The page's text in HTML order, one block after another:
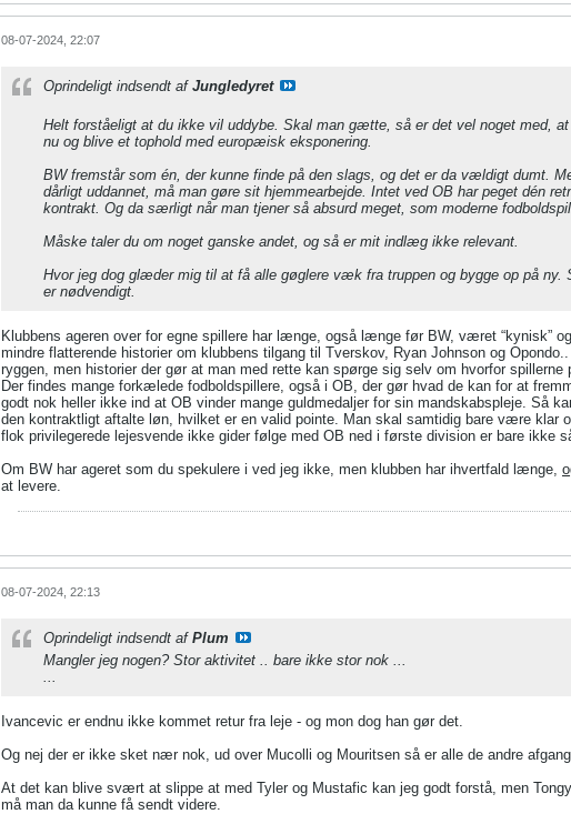
08-07-2024, 22:07
Oprindeligt indsendt af Jungledyret
Helt forståeligt at du ikke vil uddybe. Skal man gætte, så er det vel noget med,
nu og blive et tophold med europæisk eksponering.
BW fremstår som én, der kunne finde på den slags, og det er da vældigt dumt.
dårligt uddannet, må man gøre sit hjemmearbejde. Intet ved OB har peget dén
kontrakt. Og da særligt når man tjener så absurd meget, som moderne
Måske taler du om noget ganske andet, og så er mit indlæg ikke relevant.
Hvor jeg dog glæder mig til at få alle gøglere væk fra truppen og bygge op på
er nødvendigt.
Klubbens ageren over for egne spillere har længe, også længe før BW, været “kynisk”
mindre flatterende historier om klubbens tilgang til Tverskov, Ryan Johnson og
ryggen, men historier der gør at man med rette kan spørge sig selv om hvorfor
Der findes mange forkælede fodboldspillere, også i OB, der gør hvad de kan for at
godt nok heller ikke ind at OB vinder mange guldmedaljer for sin mandskabspleje. Så
den kontraktligt aftalte løn, hvilket er en valid pointe. Man skal samtidig bare være
flok privilegerede lejesvende ikke gider følge med OB ned i første division er bare ikke
Om BW har ageret som du spekulere i ved jeg ikke, men klubben har ihvertfald længe,
at levere.
08-07-2024, 22:13
Oprindeligt indsendt af Plum
Mangler jeg nogen? Stor aktivitet .. bare ikke stor nok ...
Ivancevic er endnu ikke kommet retur fra leje - og mon dog han gør det.
Og nej der er ikke sket nær nok, ud over Mucolli og Mouritsen så er alle de andre
At det kan blive svært at slippe at med Tyler og Mustafic kan jeg godt forstå, men
må man da kunne få sendt videre.